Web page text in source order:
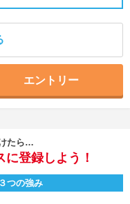
エントリー
たら…
登録しよう！
つの強み